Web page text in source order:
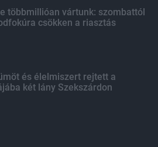
többmillióan vártunk: szombattól
csökken a riasztás
és élelmiszert rejtett a
két lány Szekszárdon